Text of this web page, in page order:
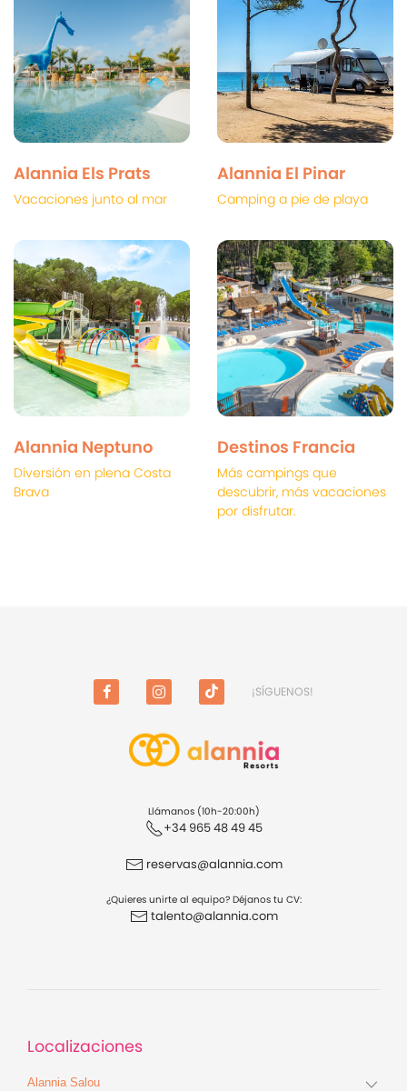
Alannia Els Prats
Vacaciones junto al mar
Alannia El Pinar
Camping a pie de playa
Alannia Neptuno
Diversión en plena Costa
Brava
Destinos Francia
Más campings que
descubrir, más vacaciones
por disfrutar.
FACEBOOK INSTAGRAMTIKTOK ¡SÍGUENOS!
Llámanos (10h-20:00h)
+34 965 48 49 45
reservas@alannia.com
¿Quieres unirte al equipo? Déjanos tu CV:
talento@alannia.com
Localizaciones
Alannia Salou